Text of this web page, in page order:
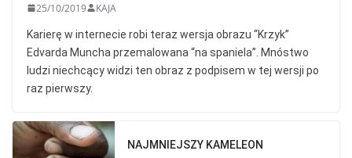
25/10/2019 KAJA
Karierę w internecie robi teraz wersja obrazu “Krzyk”
Edvarda Muncha przemalowana “na spaniela”. Mnóstwo
ludzi niechcący widzi ten obraz z podpisem w tej wersji po
raz pierwszy.
NAJMNIEJSZY KAMELEON